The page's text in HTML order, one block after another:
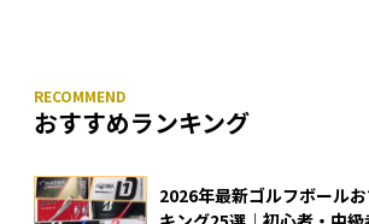
おすすめランキング
2026年最新ゴルフボール